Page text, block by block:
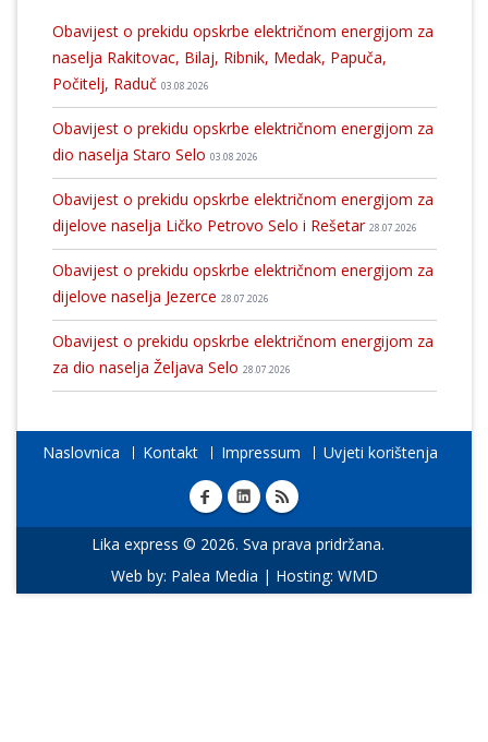
Obavijest o prekidu opskrbe električnom energijom za
naselja Rakitovac, Bilaj, Ribnik, Medak, Papuča,
Počitelj, Raduč 03.08.2026
Obavijest o prekidu opskrbe električnom energijom za
dio naselja Staro Selo 03.08.2026
Obavijest o prekidu opskrbe električnom energijom za
dijelove naselja Ličko Petrovo Selo i Rešetar 28.07.2026
Obavijest o prekidu opskrbe električnom energijom za
dijelove naselja Jezerce 28.07.2026
Obavijest o prekidu opskrbe električnom energijom za
za dio naselja Željava Selo 28.07.2026
Naslovnica Kontakt Impressum Uvjeti korištenja
Lika express © 2026. Sva prava pridržana.
Web by: Palea Media | Hosting: WMD